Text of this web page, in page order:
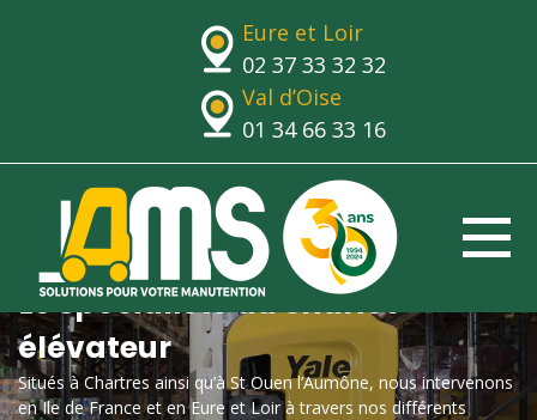
Eure et Loir
02 37 33 32 32
Val d’Oise
01 34 66 33 16
Le spécialiste du chariot
élévateur
Situés à Chartres ainsi qu’à St Ouen l’Aumône, nous intervenons
en Ile de France et en Eure et Loir à travers nos différents